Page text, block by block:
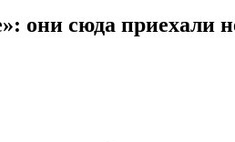
сюда приехали